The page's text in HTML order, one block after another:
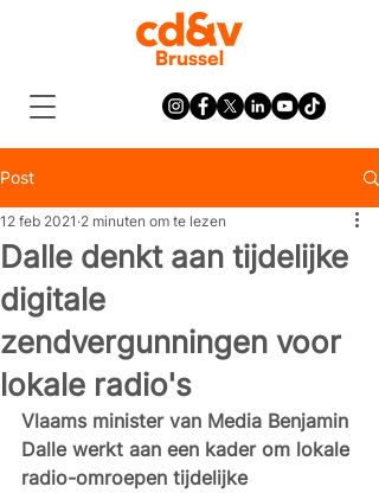
Post
Dalle denkt aan tijdelijke
digitale
zendvergunningen voor
lokale radio's
12 feb 2021 2 minuten om te lezen
Vlaams minister van Media Benjamin
Dalle werkt aan een kader om lokale
radio-omroepen tijdelijke